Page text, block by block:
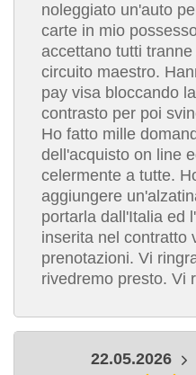
noleggiato un'auto
carte in mio
accettano tutti
circuito maestro.
pay visa bloccando
contrasto per poi
Ho fatto mille
dell'acquisto on line
celermente a tutte.
aggiungere
portarla dall'Italia ed
inserita nel contratto
prenotazioni. Vi
rivedremo presto. Vi
22.05.2026